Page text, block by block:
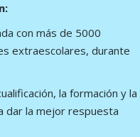
con más de 5000
extraescolares, durante
la formación y la
dar la mejor respuesta